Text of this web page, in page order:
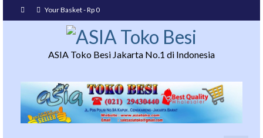
Your Basket-Rp0
ASIA Toko Besi Jakarta No.1 di Indonesia